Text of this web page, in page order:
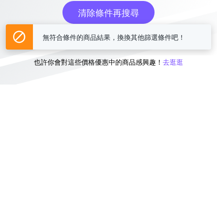
清除條件再搜尋
或
也許你會對這些價格優惠中的商品感興趣！ 去逛逛
無符合條件的商品結果，換換其他篩選條件吧！